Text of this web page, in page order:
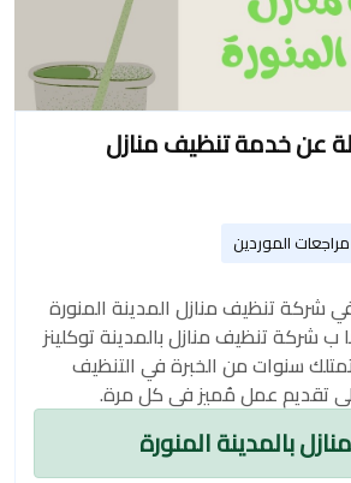
عن خدمة تنظيف منازل
مراجعات الموردين
شركة تنظيف منازل المدينة المنورة
ب شركة تنظيف منازل بالمدينة توكلينز
سنوات من الخبرة في التنظيف
تقديم عمل مُميز في كل مرة.
بالمدينة المنورة